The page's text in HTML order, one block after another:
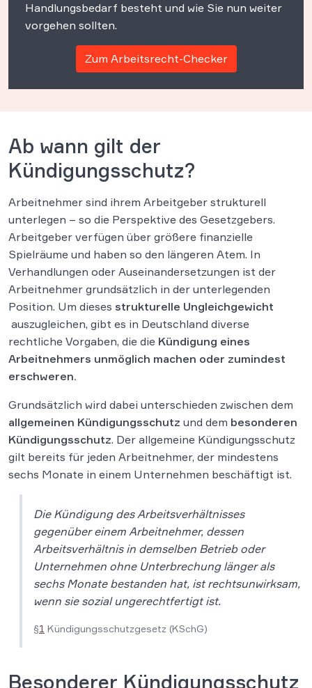
Handlungsbedarf besteht und wie Sie nun weiter
vorgehen sollten.
Zum Arbeitsrecht-Checker
Ab wann gilt der
Kündigungsschutz?
Arbeitnehmer sind ihrem Arbeitgeber strukturell
unterlegen – so die Perspektive des Gesetzgebers.
Arbeitgeber verfügen über größere finanzielle
Spielräume und haben so den längeren Atem. In
Verhandlungen oder Auseinandersetzungen ist der
Arbeitnehmer grundsätzlich in der unterlegenden
Position. Um dieses strukturelle Ungleichgewicht
auszugleichen, gibt es in Deutschland diverse
rechtliche Vorgaben, die die Kündigung eines
Arbeitnehmers unmöglich machen oder zumindest
erschweren.
Grundsätzlich wird dabei unterschieden zwischen dem
allgemeinen Kündigungsschutz und dem besonderen
Kündigungsschutz. Der allgemeine Kündigungsschutz
gilt bereits für jeden Arbeitnehmer, der mindestens
sechs Monate in einem Unternehmen beschäftigt ist.
Die Kündigung des Arbeitsverhältnisses
gegenüber einem Arbeitnehmer, dessen
Arbeitsverhältnis in demselben Betrieb oder
Unternehmen ohne Unterbrechung länger als
sechs Monate bestanden hat, ist rechtsunwirksam,
wenn sie sozial ungerechtfertigt ist.
§1 Kündigungsschutzgesetz (KSchG)
Besonderer Kündigungsschutz